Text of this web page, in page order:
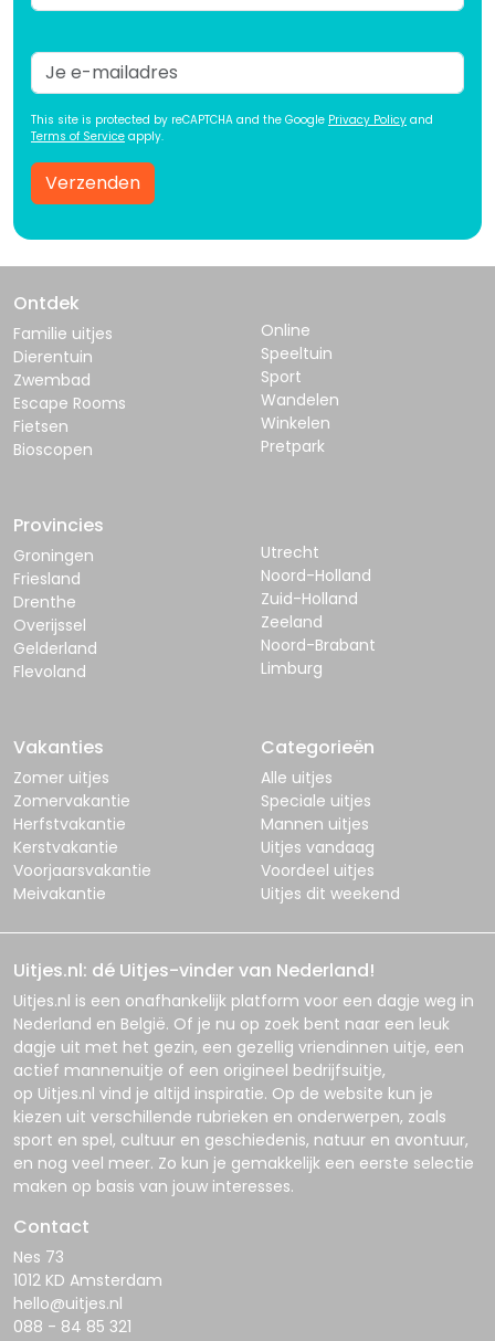
This site is protected by reCAPTCHA and the Google Privacy Policy and
Terms of Service apply.
Verzenden
Ontdek
Familie uitjes
Dierentuin
Zwembad
Escape Rooms
Fietsen
Bioscopen
Online
Speeltuin
Sport
Wandelen
Winkelen
Pretpark
Provincies
Groningen
Friesland
Drenthe
Overijssel
Gelderland
Flevoland
Utrecht
Noord-Holland
Zuid-Holland
Zeeland
Noord-Brabant
Limburg
Vakanties
Zomer uitjes
Zomervakantie
Herfstvakantie
Kerstvakantie
Voorjaarsvakantie
Meivakantie
Categorieën
Alle uitjes
Speciale uitjes
Mannen uitjes
Uitjes vandaag
Voordeel uitjes
Uitjes dit weekend
Uitjes.nl: dé Uitjes-vinder van Nederland!
Uitjes.nl is een onafhankelijk platform voor een dagje weg in
Nederland en België. Of je nu op zoek bent naar een leuk
dagje uit met het gezin, een gezellig vriendinnen uitje, een
actief mannenuitje of een origineel bedrijfsuitje,
op Uitjes.nl vind je altijd inspiratie. Op de website kun je
kiezen uit verschillende rubrieken en onderwerpen, zoals
sport en spel, cultuur en geschiedenis, natuur en avontuur,
en nog veel meer. Zo kun je gemakkelijk een eerste selectie
maken op basis van jouw interesses.
Contact
Nes 73
1012 KD Amsterdam
hello@uitjes.nl
088 - 84 85 321